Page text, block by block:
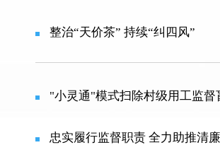
整治“天价茶” 持续“纠四风”
"小灵通"模式扫除村级用工监督
忠实履行监督职责 全力助推清